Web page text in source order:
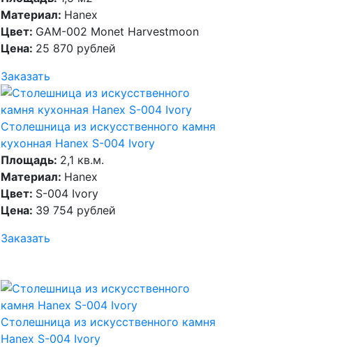
Материал: Hanex
Цвет: GAM-002 Monet Harvestmoon
Цена: 25 870 рублей
Заказать
Столешница из искусственного камня
кухонная Hanex S-004 Ivory
Площадь: 2,1 кв.м.
Материал: Hanex
Цвет: S-004 Ivory
Цена: 39 754 рублей
Заказать
Столешница из искусственного камня
Hanex S-004 Ivory